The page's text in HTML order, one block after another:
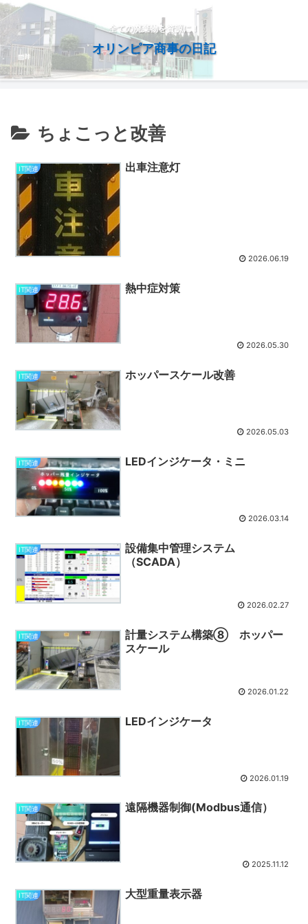
全ての廃棄物を資源に！
オリンピア商事の日記
ちょこっと改善
IT関連 出車注意灯
2026.06.19
IT関連 熱中症対策
2026.05.30
IT関連 ホッパースケール改善
2026.05.03
IT関連 LEDインジケータ・ミニ
2026.03.14
IT関連
設備集中管理システム
（SCADA）
2026.02.27
IT関連
計量システム構築⑧ ホッパー
スケール
2026.01.22
IT関連 LEDインジケータ
2026.01.19
IT関連 遠隔機器制御(Modbus通信）
2025.11.12
IT関連 大型重量表示器